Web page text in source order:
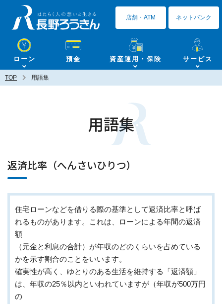
ローン 預金 資産運用・保険 サービス
店舗・ATM ネットバンク
TOP 用語集
用語集
返済比率（へんさいひりつ）
住宅ローンなどを借りる際の基準として返済比率と呼ば
れるものがあります。これは、ローンによる年間の返済
額
（元金と利息の合計）が年収のどのくらいを占めている
かを示す割合のことをいいます。
確実性が高く、ゆとりのある生活を維持する「返済額」
は、年収の25％以内といわれていますが（年収が500万円
の